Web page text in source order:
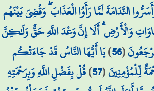
النَّدَامَةَ لَمَّا رَأَوُا الْعَذَابَ ۖ وَقُضِيَ بَيْنَهُم
وَالْأَرْضِ ۗ أَلَا إِنَّ وَعْدَ اللَّهِ حَقٌّ وَلَٰكِنَّ
(
56
)يَا أَيُّهَا النَّاسُ قَدْ جَاءَتْكُم
لِّلْمُؤْمِنِينَ(
57
)قُلْ بِفَضْلِ اللَّهِ وَبِرَحْمَتِهِ